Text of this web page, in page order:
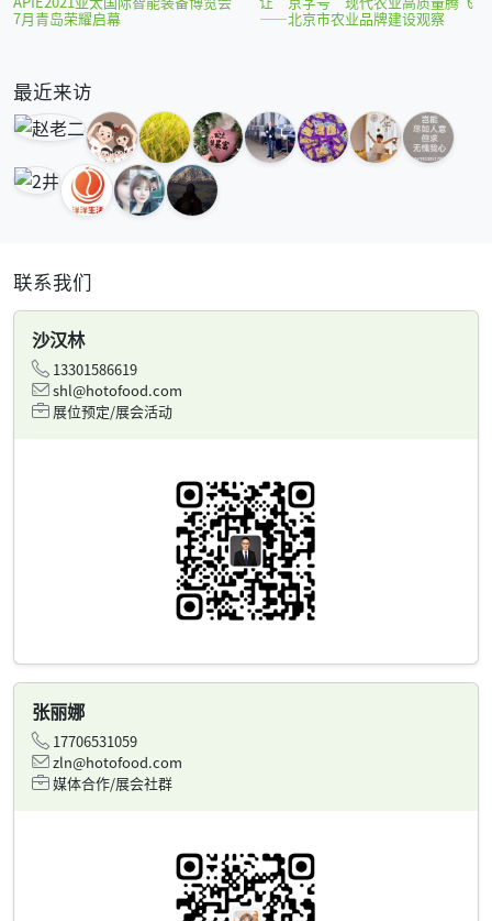
7月青岛荣耀启幕 ——北京市农业品牌建设观察
最近来访
联系我们
沙汉林
13301586619
shl@hotofood.com
展位预定/展会活动
张丽娜
17706531059
zln@hotofood.com
媒体合作/展会社群